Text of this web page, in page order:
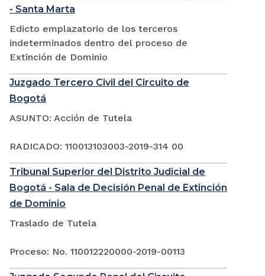
- Santa Marta
Edicto emplazatorio de los terceros
indeterminados dentro del proceso de
Extinción de Dominio
Juzgado Tercero Civil del Circuito de
Bogotá
ASUNTO: Acción de Tutela
RADICADO: 110013103003-2019-314 00
Tribunal Superior del Distrito Judicial de
Bogotá - Sala de Decisión Penal de Extinción
de Dominio
Traslado de Tutela
Proceso: No. 110012220000-2019-00113